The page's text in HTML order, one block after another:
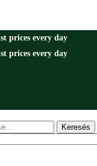
prices every day
prices every day
Keresés